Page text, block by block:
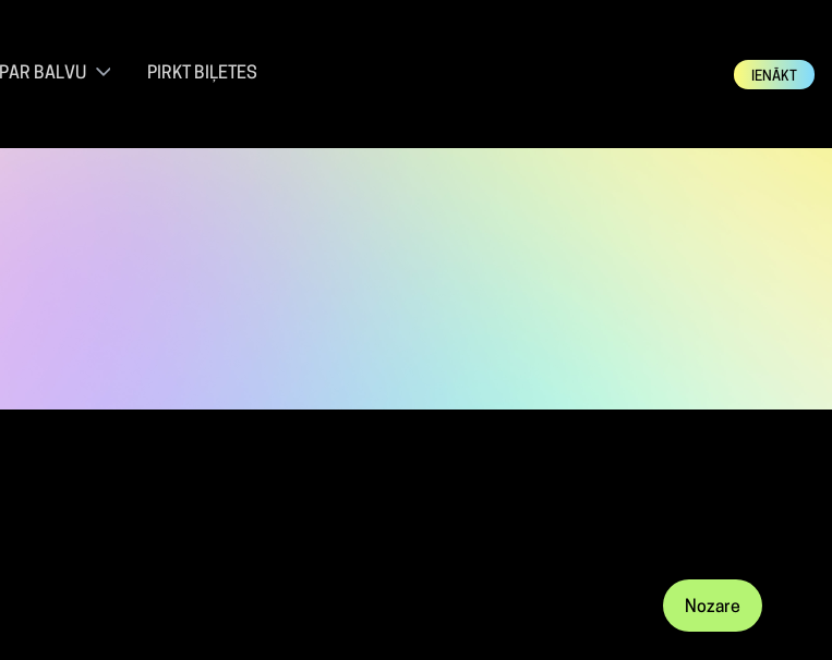
PAR BALVU PIRKT BIĻETES IENĀKT
Nozare